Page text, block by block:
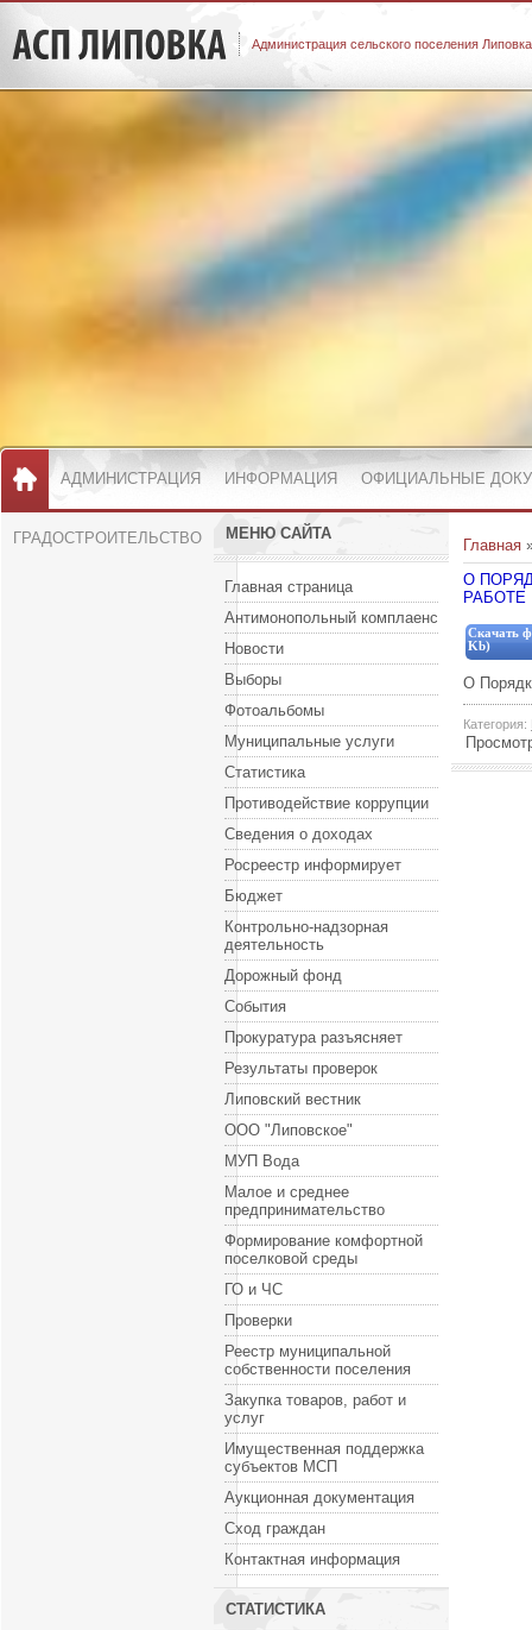
Администрация сельского поселения
АДМИНИСТРАЦИЯ ИНФОРМАЦИЯ ОФИЦИАЛЬНЫЕ
ГРАДОСТРОИТЕЛЬСТВО МЕНЮ САЙТА
Главная страница
Антимонопольный комплаенс
Новости
Выборы
Фотоальбомы
Муниципальные услуги
Статистика
Противодействие коррупции
Сведения о доходах
Росреестр информирует
Бюджет
Контрольно-надзорная
деятельность
Дорожный фонд
События
Прокуратура разъясняет
Результаты проверок
Липовский вестник
ООО "Липовское"
МУП Вода
Малое и среднее
предпринимательство
Формирование комфортной
поселковой среды
ГО и ЧС
Проверки
Реестр муниципальной
собственности поселения
Закупка товаров, работ и
услуг
Имущественная поддержка
субъектов МСП
Аукционная документация
Сход граждан
Контактная информация
СТАТИСТИКА
Главная
О
РАБОТЕ
Скачать
Kb)
О
Категория: